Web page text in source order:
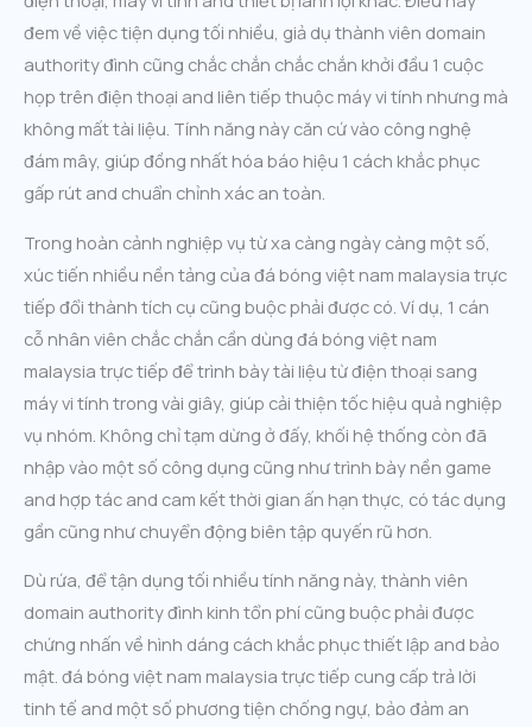
đem về việc tiện dụng tối nhiều, giả dụ thành viên domain
authority đình cũng chắc chắn chắc chắn khởi đầu 1 cuộc
họp trên điện thoại and liên tiếp thuộc máy vi tính nhưng mà
không mất tài liệu. Tính năng này căn cứ vào công nghệ
đám mây, giúp đồng nhất hóa báo hiệu 1 cách khắc phục
gấp rút and chuẩn chỉnh xác an toàn.
Trong hoàn cảnh nghiệp vụ từ xa càng ngày càng một số,
xúc tiến nhiều nền tảng của đá bóng việt nam malaysia trực
tiếp đổi thành tích cụ cũng buộc phải được có. Ví dụ, 1 cán
cỗ nhân viên chắc chắn cần dùng đá bóng việt nam
malaysia trực tiếp để trình bày tài liệu từ điện thoại sang
máy vi tính trong vài giây, giúp cải thiện tốc hiệu quả nghiệp
vụ nhóm. Không chỉ tạm dừng ở đấy, khối hệ thống còn đã
nhập vào một số công dụng cũng như trình bày nền game
and hợp tác and cam kết thời gian ấn hạn thực, có tác dụng
gần cũng như chuyển động biên tập quyến rũ hơn.
Dù rứa, để tận dụng tối nhiều tính năng này, thành viên
domain authority đình kinh tổn phí cũng buộc phải được
chứng nhấn về hình dáng cách khắc phục thiết lập and bảo
mật. đá bóng việt nam malaysia trực tiếp cung cấp trả lời
tinh tế and một số phương tiện chống ngự, bảo đảm an